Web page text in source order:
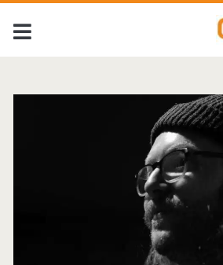
Tag:
<span>Tom
Waits</span>